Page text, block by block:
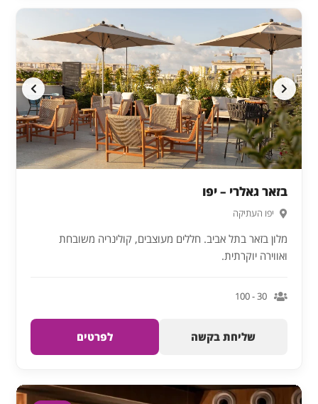
בזאר גאלרי – יפו
יפו העתיקה
מלון בזאר בתל אביב. חללים מעוצבים, קולינריה משובחת
ואווירה יוקרתית.
30 - 100
שליחת בקשה לפרטים